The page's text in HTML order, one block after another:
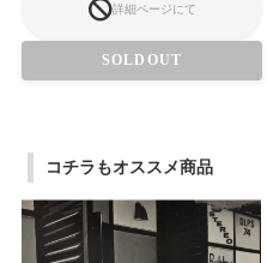
詳細ページにて
SOLDOUT
コチラもオススメ商品